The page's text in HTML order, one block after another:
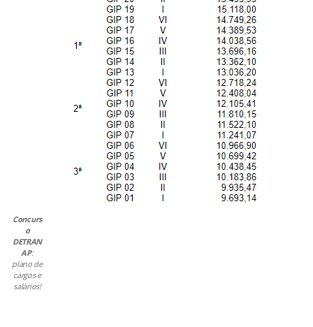
Concurs
o
DETRAN
AP:
plano de
cargos e
salários!